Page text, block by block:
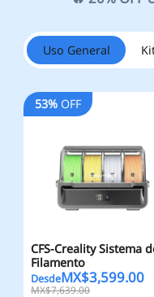
Uso General
53% OFF
CFS-Creality Sistema
Filamento
DesdeMX$3,599.00
MX$7,639.00